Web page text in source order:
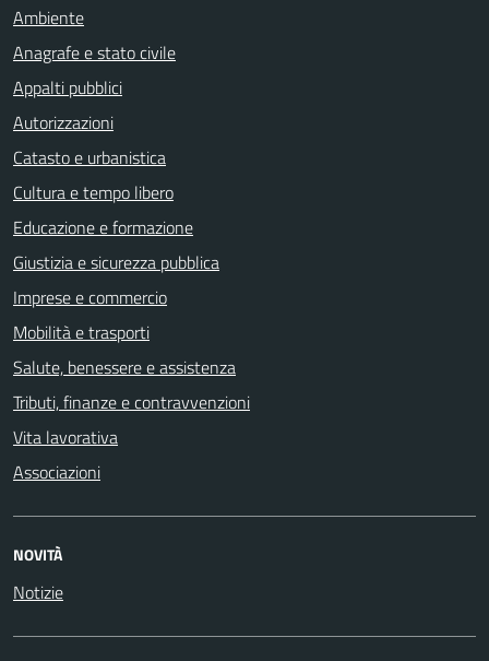
Ambiente
Anagrafe e stato civile
Appalti pubblici
Autorizzazioni
Catasto e urbanistica
Cultura e tempo libero
Educazione e formazione
Giustizia e sicurezza pubblica
Imprese e commercio
Mobilità e trasporti
Salute, benessere e assistenza
Tributi, finanze e contravvenzioni
Vita lavorativa
Associazioni
NOVITÀ
Notizie